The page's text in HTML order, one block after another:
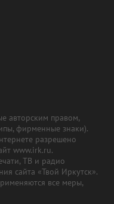
авторским правом,
фирменные знаки).
разрешено
www.irk.ru.
ТВ и радио
сайта «Твой Иркутск».
все меры,